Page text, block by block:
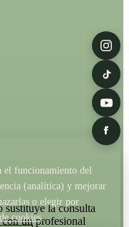
la consulta
un profesional
el funcionamiento del
(analítica) y mejorar
o elegir por
cookies.